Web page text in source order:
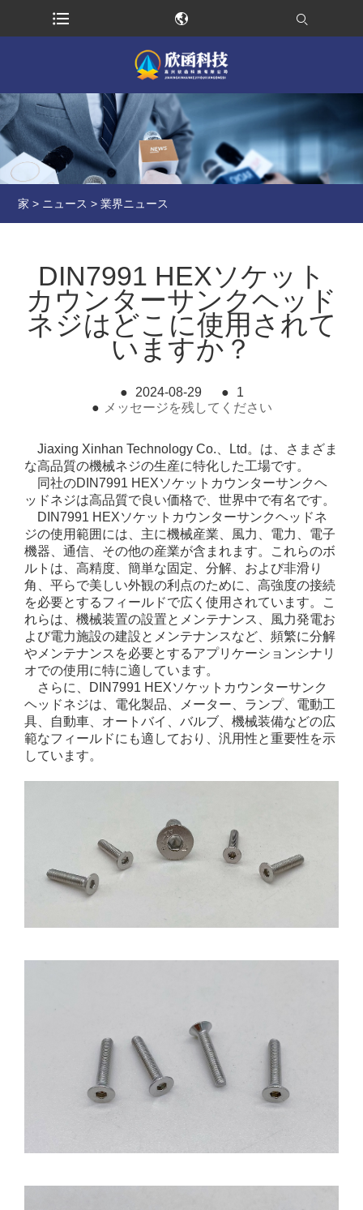
家 > ニュース >業界ニュース
DIN7991 HEXソケット
カウンターサンクヘッド
ネジはどこに使用されて
いますか？
● 2024-08-29 ●
1
● メッセージを残してください
Jiaxing Xinhan Technology Co.、Ltd。は、さまざま
な高品質の機械ネジの生産に特化した工場です。
同社のDIN7991 HEXソケットカウンターサンクヘ
ッドネジは高品質で良い価格で、世界中で有名です。
DIN7991 HEXソケットカウンターサンクヘッドネ
ジの使用範囲には、主に機械産業、風力、電力、電子
機器、通信、その他の産業が含まれます。これらのボ
ルトは、高精度、簡単な固定、分解、および非滑り
角、平らで美しい外観の利点のために、高強度の接続
を必要とするフィールドで広く使用されています。こ
れらは、機械装置の設置とメンテナンス、風力発電お
よび電力施設の建設とメンテナンスなど、頻繁に分解
やメンテナンスを必要とするアプリケーションシナリ
オでの使用に特に適しています。
さらに、DIN7991 HEXソケットカウンターサンク
ヘッドネジは、電化製品、メーター、ランプ、電動工
具、自動車、オートバイ、バルブ、機械装備などの広
範なフィールドにも適しており、汎用性と重要性を示
しています。